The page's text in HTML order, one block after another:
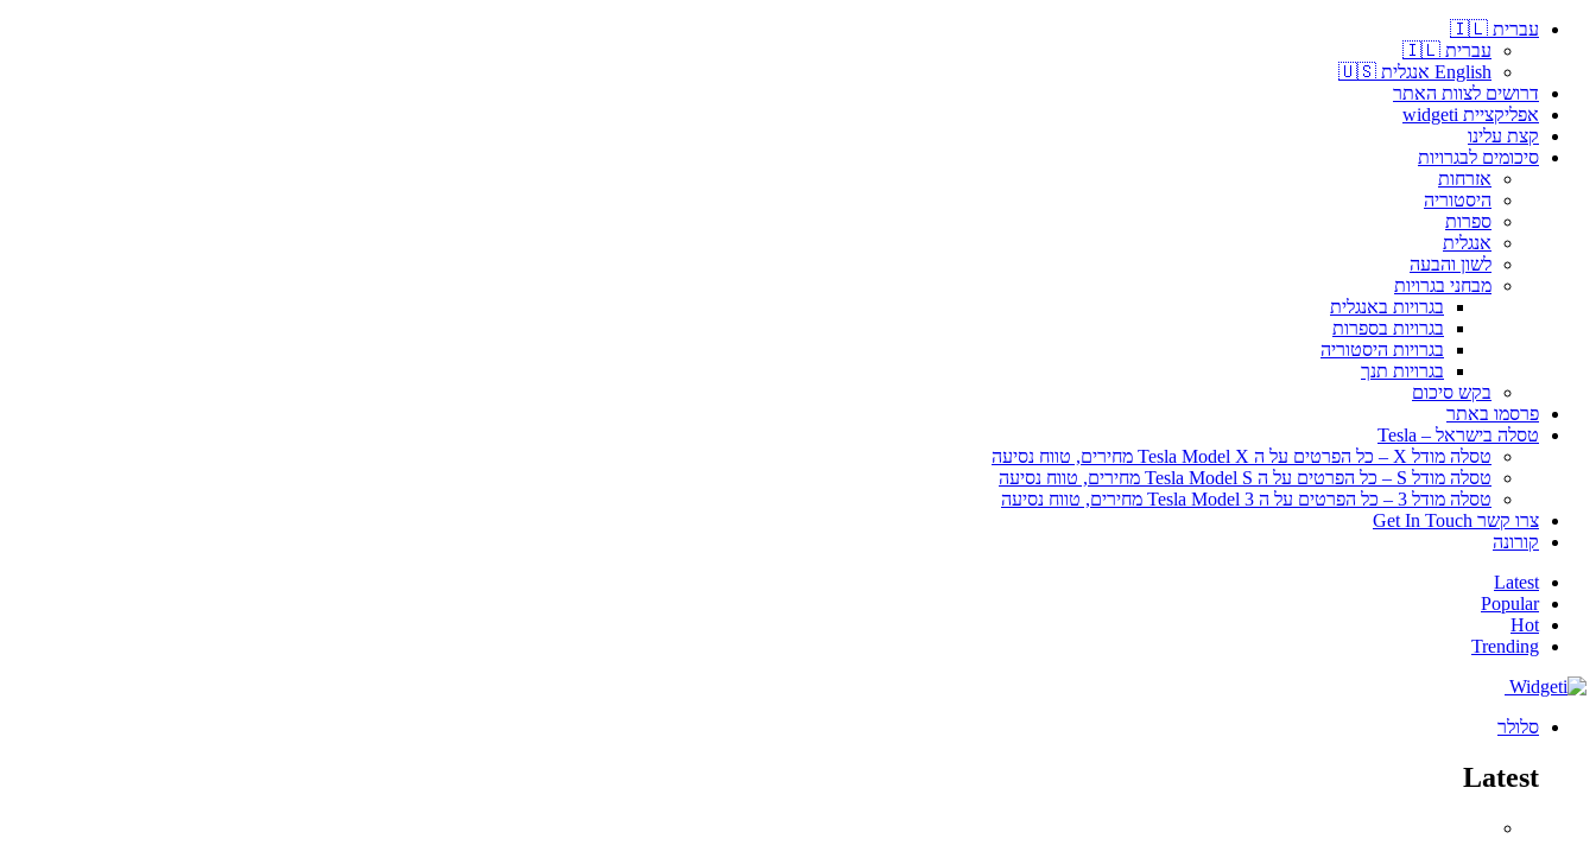
עברית 🇮🇱
עברית 🇮🇱
English אנגלית 🇺🇸
דרושים לצוות האתר
אפליקציית widgeti
קצת עלינו
סיכומים לבגרויות
אזרחות
היסטוריה
ספרות
אנגלית
לשון והבעה
מבחני בגרויות
בגרויות באנגלית
בגרויות בספרות
בגרויות היסטוריה
בגרויות תנך
בקש סיכום
פרסמו באתר
טסלה בישראל – Tesla
טסלה מודל X – כל הפרטים על ה Tesla Model X מחירים, טווח נסיעה
טסלה מודל S – כל הפרטים על ה Tesla Model S מחירים, טווח נסיעה
טסלה מודל 3 – כל הפרטים על ה Tesla Model 3 מחירים, טווח נסיעה
צרו קשר Get In Touch
קורונה
Latest
Popular
Hot
Trending
סלולר
Latest